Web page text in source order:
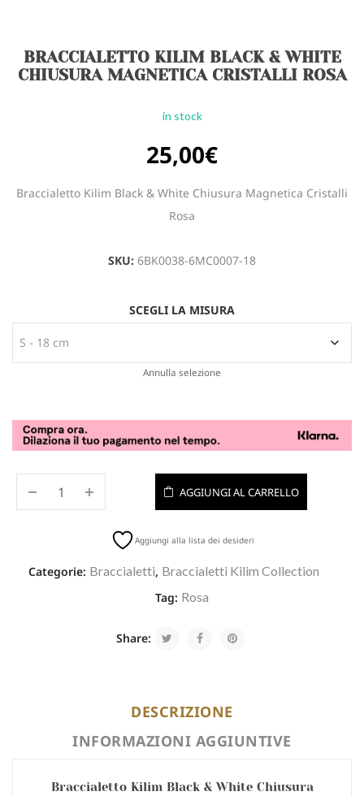
BRACCIALETTO KILIM BLACK & WHITE
CHIUSURA MAGNETICA CRISTALLI ROSA
in stock
25,00€
Braccialetto Kilim Black & White Chiusura Magnetica Cristalli
Rosa
SKU: 6BK0038-6MC0007-18
SCEGLI LA MISURA
Annulla selezione
AGGIUNGI AL CARRELLO
Aggiungi alla lista dei desideri
Categorie: Braccialetti, Braccialetti Kilim Collection
Tag: Rosa
Share:
DESCRIZIONE
INFORMAZIONI AGGIUNTIVE
Braccialetto Kilim Black & White Chiusura